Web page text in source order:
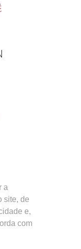
a
site, de
e,
com